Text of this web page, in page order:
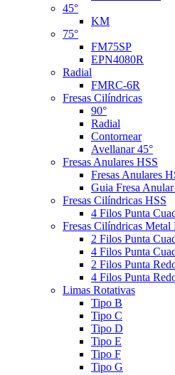
45°
KM
75°
FM75SP
EPN4080R
Radial
FMRC-6R
Fresas Cilíndricas
90°
Radial
Contornear
Avellanar 45°
Fresas Anulares HSS
Fresas Anulares
Guia Fresa
Fresas Cilíndricas HSS
4 Filos Punta
Fresas Cilíndricas Metal
2 Filos Punta
4 Filos Punta
2 Filos Punta
4 Filos Punta
Limas Rotativas
Tipo B
Tipo C
Tipo D
Tipo E
Tipo F
Tipo G